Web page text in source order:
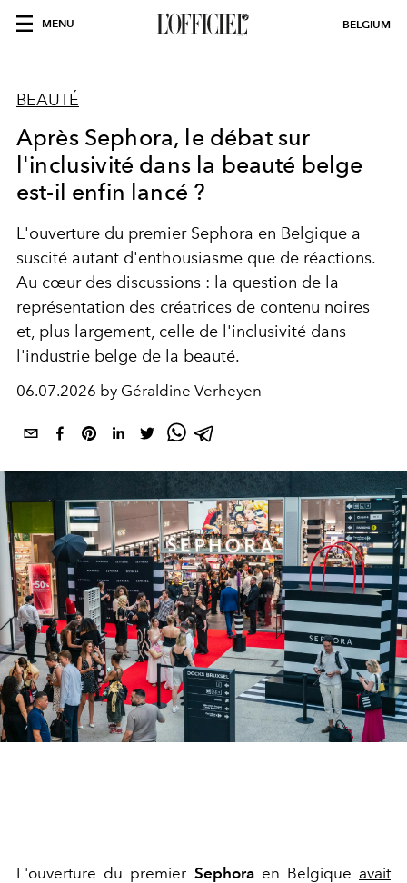
MENU BELGIUM
BEAUTÉ
Après Sephora, le débat sur
l'inclusivité dans la beauté belge
est-il enfin lancé ?
L'ouverture du premier Sephora en Belgique a
suscité autant d'enthousiasme que de réactions.
Au cœur des discussions : la question de la
représentation des créatrices de contenu noires
et, plus largement, celle de l'inclusivité dans
l'industrie belge de la beauté.
06.07.2026 by Géraldine Verheyen
L'ouverture du premier Sephoraen Belgique avait